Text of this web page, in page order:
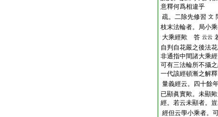
意釋何爲相違乎
疏。二除先修習 文
枝末法輪者。局小
大乘經歟 答 云云
自判自花嚴之後法
非通指中間諸大乘
可有三法輪所不攝
一代該經頓漸之解
量義經云。四十餘
已顯眞實歟。未顯
經。若云未顯者。
經但云學小乘者。